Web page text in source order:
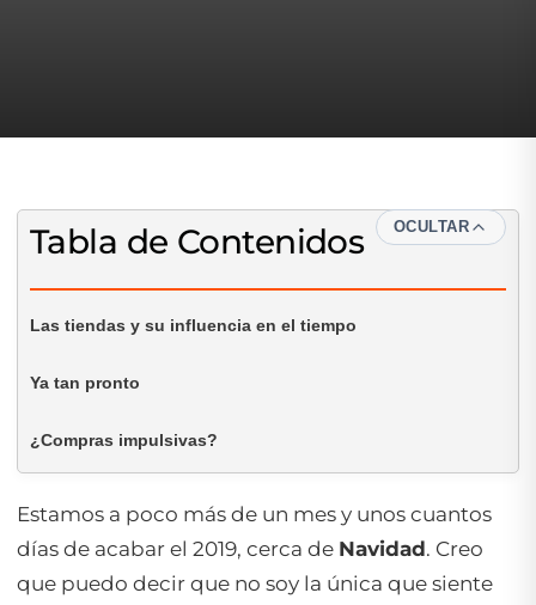
Tabla de Contenidos OCULTAR
Las tiendas y su influencia en el tiempo
Ya tan pronto
¿Compras impulsivas?
Estamos a poco más de un mes y unos cuantos
días de acabar el 2019, cerca de Navidad. Creo
que puedo decir que no soy la única que siente